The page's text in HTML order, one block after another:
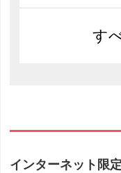
す
インターネット限定